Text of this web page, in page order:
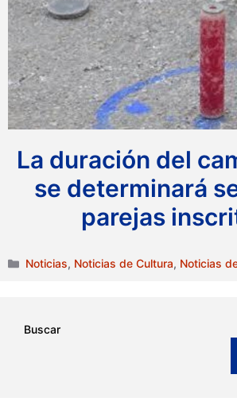
La duración del
se determinará
parejas
Categorías
Noticias, Noticias de Cultura, Noticias
Buscar